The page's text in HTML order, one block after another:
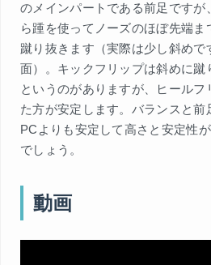
のメインパートである前足ですが
ら踵を使ってノーズのほぼ先端ま
蹴り抜きます（実際は少し斜めで
面）。キックフリップは斜めに蹴
というのがありますが、ヒールフ
た方が安定します。バランスと前
PCよりも安定して高さと安定性
でしょう。
動画